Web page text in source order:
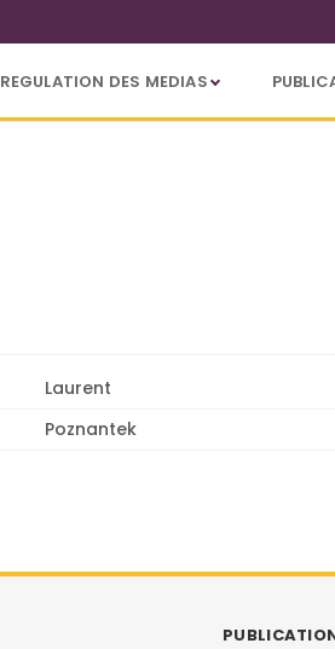
REGULATION DES MEDIAS
Laurent
Poznantek